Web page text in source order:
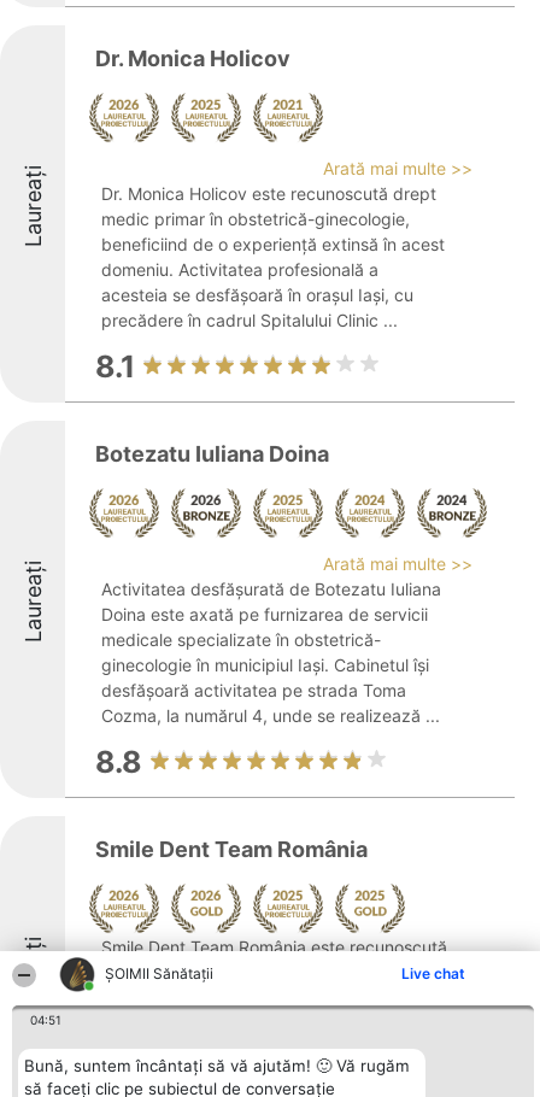
ŞOIMII Sănătații Live chat
04:51
Bună, suntem încântați să vă ajutăm! 🙂 Vă rugăm
să faceți clic pe subiectul de conversație
Laureați
Dr. Monica Holicov
Arată mai multe >>
Dr. Monica Holicov este recunoscută drept
medic primar în obstetrică-ginecologie,
beneficiind de o experiență extinsă în acest
domeniu. Activitatea profesională a
acesteia se desfășoară în orașul Iași, cu
precădere în cadrul Spitalului Clinic ...
8.1
Laureați
Botezatu Iuliana Doina
Arată mai multe >>
Activitatea desfășurată de Botezatu Iuliana
Doina este axată pe furnizarea de servicii
medicale specializate în obstetrică-
ginecologie în municipiul Iași. Cabinetul își
desfășoară activitatea pe strada Toma
Cozma, la numărul 4, unde se realizează ...
8.8
Laureați
Smile Dent Team România
Smile Dent Team România este recunoscută
ca o clinică stomatologică de referință în
Strada Arcu 18, și extinse în București și
Brașov, clinica are ...